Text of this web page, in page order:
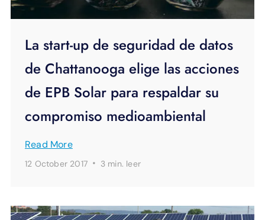
La start-up de seguridad de datos
de Chattanooga elige las acciones
de EPB Solar para respaldar su
compromiso medioambiental
Read More
12 October 2017 · 3 min. leer